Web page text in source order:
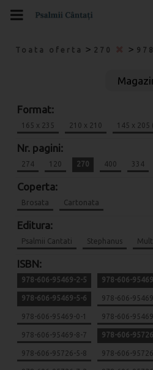
Toata oferta > 270 >
Format:
165 x 235 210 x 210 145 x 205
Nr. pagini:
274 120 270 400 334
Coperta:
Brosata Cartonata
Editura:
Psalmii Cantati Stephanus
ISBN:
978-606-95469-2-5 978-606-
978-606-95469-5-6 978-606-
978-606-95469-0-1 978-606-
978-606-95469-8-7 978-606-
978-606-95726-5-8 978-606-